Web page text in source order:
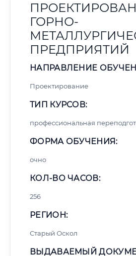
ГОРНО-
ПРЕДПРИЯТИЙ
НАПРАВЛЕНИЕ
Проектирование
ТИП КУРСОВ:
профессиональная
ФОРМА ОБУЧЕНИЯ:
очно
КОЛ-ВО ЧАСОВ:
256
РЕГИОН:
Старый Оскол
ВЫДАВАЕМЫЙ